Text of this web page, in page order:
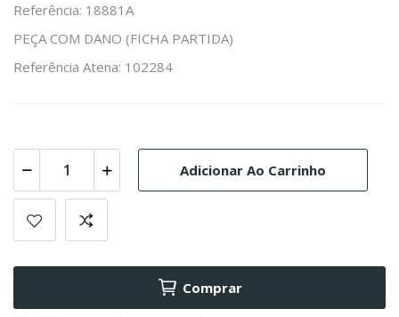
Referência: 18881A
PEÇA COM DANO (FICHA PARTIDA)
Referência Atena: 102284
Adicionar Ao Carrinho
Comprar